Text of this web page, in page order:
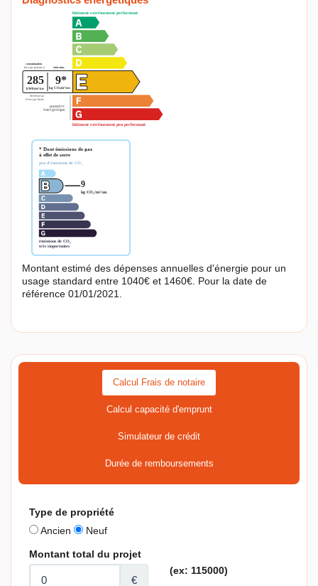
Montant estimé des dépenses annuelles d'énergie pour un
usage standard entre 1040€ et 1460€. Pour la date de
référence 01/01/2021.
Calcul Frais de notaire
Calcul capacité d'emprunt
Simulateur de crédit
Durée de remboursements